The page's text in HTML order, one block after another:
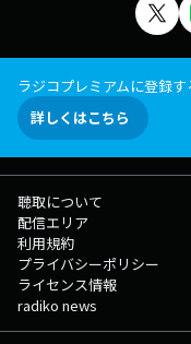
ラジコプレミアムに登録
詳しくはこちら
聴取について
配信エリア
利用規約
プライバシーポリシー
ライセンス情報
radiko news